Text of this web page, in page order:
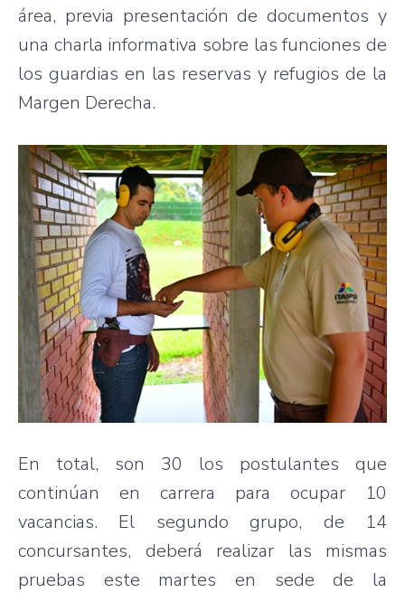
área, previa presentación de documentos y
una charla informativa sobre las funciones de
los guardias en las reservas y refugios de la
Margen Derecha.
En total, son 30 los postulantes que
continúan en carrera para ocupar 10
vacancias. El segundo grupo, de 14
concursantes, deberá realizar las mismas
pruebas este martes en sede de la